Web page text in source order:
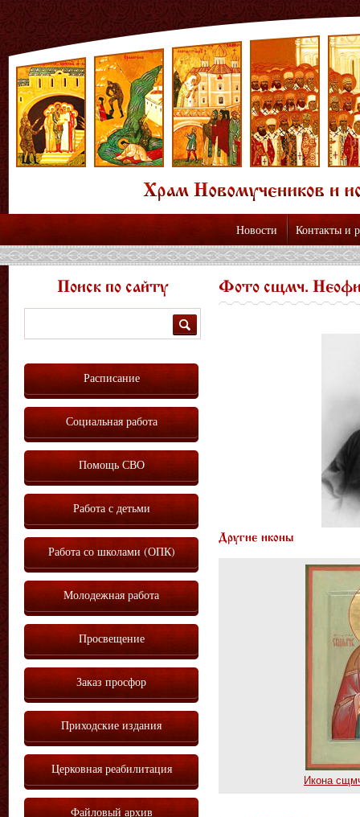
Новости Контакты и
Фото сщмч.
Другие иконы
Икона
Поиск по сайту
Расписание
Социальная работа
Помощь СВО
Работа с детьми
Работа со школами (ОПК)
Молодежная работа
Просвещение
Заказ просфор
Приходские издания
Церковная реабилитация
Файловый архив